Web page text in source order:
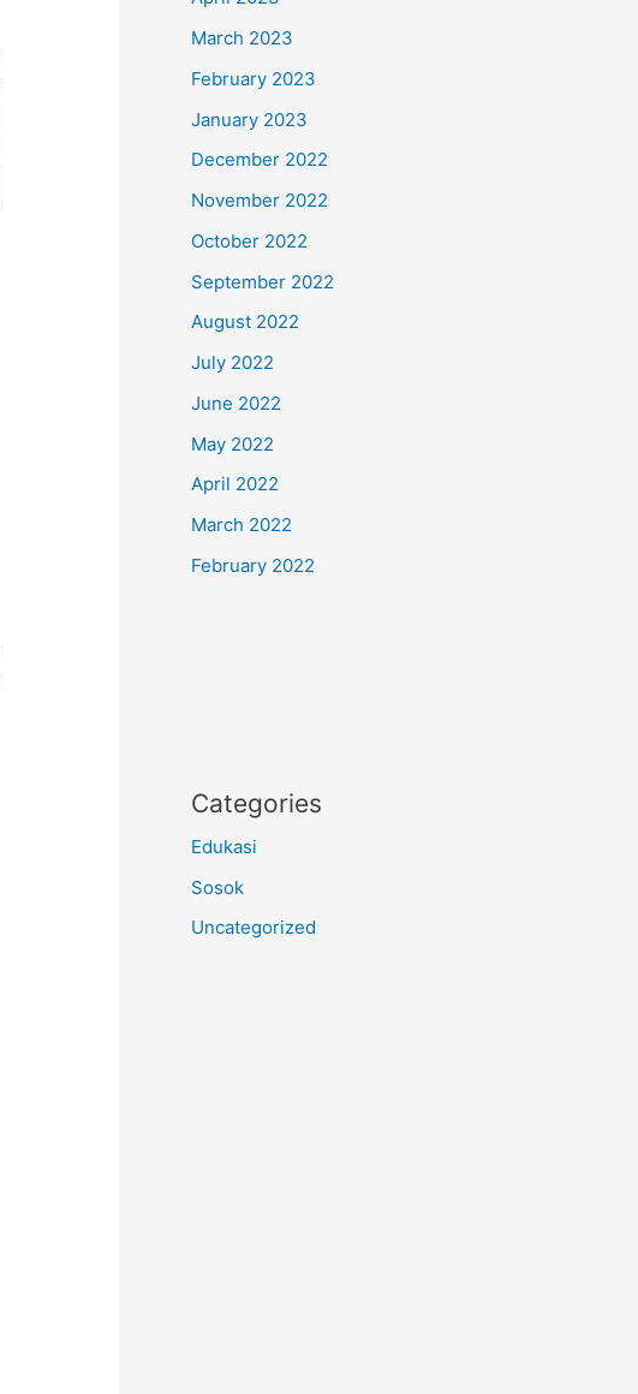
March 2023
February 2023
January 2023
December 2022
November 2022
October 2022
September 2022
August 2022
July 2022
June 2022
May 2022
April 2022
March 2022
February 2022
Categories
Edukasi
Sosok
Uncategorized